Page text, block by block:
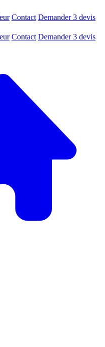
Contact Demander 3 devis
Contact Demander 3 devis